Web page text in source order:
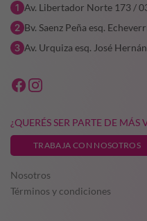
Av. Libertador Norte 173 /
Bv. Saenz Peña esq.
Av. Urquiza esq. José
¿QUERÉS SER PARTE DE MÁS
TRABAJA CON NOSOTROS
Nosotros
Términos y condiciones